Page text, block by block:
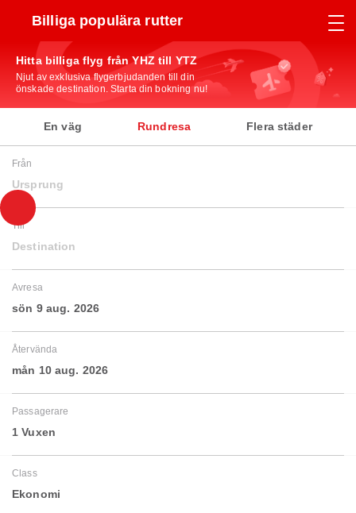
Billiga populära rutter
Hitta billiga flyg från YHZ till YTZ
Njut av exklusiva flygerbjudanden till din
önskade destination. Starta din bokning nu!
En väg Rundresa Flera städer
Från
Ursprung
Till
Destination
Avresa
sön 9 aug. 2026
Återvända
mån 10 aug. 2026
Passagerare
1 Vuxen
Class
Ekonomi